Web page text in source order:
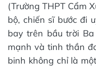
(Trường THPT Cẩm
bộ, chiến sĩ bước đi
bay trên bầu trời
mạnh và tinh thần
binh không chỉ là